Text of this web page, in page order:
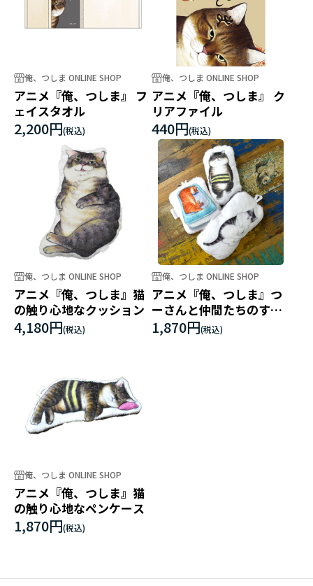
俺、つしま ONLINE SHOP
アニメ『俺、つしま』 フ
ェイスタオル
2,200円
俺、つしま ONLINE SHOP
アニメ『俺、つしま』 ク
リアファイル
440円
俺、つしま ONLINE SHOP
アニメ『俺、つしま』猫
の触り心地なクッション
4,180円
俺、つしま ONLINE SHOP
アニメ『俺、つしま』つ
ーさんと仲間たちのすご
く猫の触り心地なぶらさ
がりキーチェーン（全3
1,870円
俺、つしま ONLINE SHOP
アニメ『俺、つしま』猫
の触り心地なペンケース
1,870円